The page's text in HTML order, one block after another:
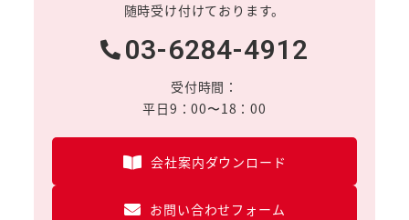
随時受け付けております。
03-6284-4912
受付時間：
平日9：00〜18：00
会社案内ダウンロード
お問い合わせフォーム